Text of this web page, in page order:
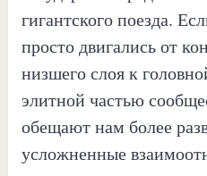
гигантского поезда.
просто двигались от
низшего слоя к
элитной частью
обещают нам более
усложненные